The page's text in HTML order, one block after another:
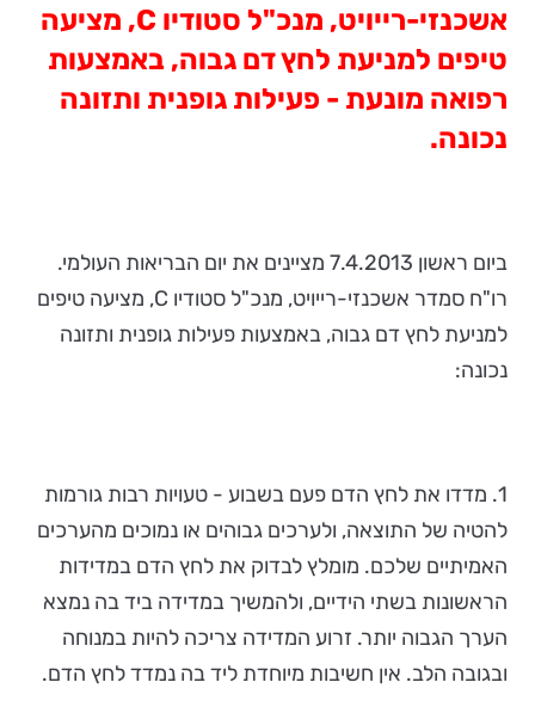
אשכנזי-רייויט, מנכ"ל סטודיו C, מציעה
טיפים למניעת לחץ דם גבוה, באמצעות
רפואה מונעת - פעילות גופנית ותזונה
נכונה.
ביום ראשון 7.4.2013 מציינים את יום הבריאות העולמי.
רו"ח סמדר אשכנזי-רייויט, מנכ"ל סטודיו C, מציעה טיפים
למניעת לחץ דם גבוה, באמצעות פעילות גופנית ותזונה
נכונה:
1. מדדו את לחץ הדם פעם בשבוע - טעויות רבות גורמות
להטיה של התוצאה, ולערכים גבוהים או נמוכים מהערכים
האמיתיים שלכם. מומלץ לבדוק את לחץ הדם במדידות
הראשונות בשתי הידיים, ולהמשיך במדידה ביד בה נמצא
הערך הגבוה יותר. זרוע המדידה צריכה להיות במנוחה
ובגובה הלב. אין חשיבות מיוחדת ליד בה נמדד לחץ הדם.